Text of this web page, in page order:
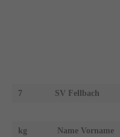
7 SV Fellbach
kg Name Vorname